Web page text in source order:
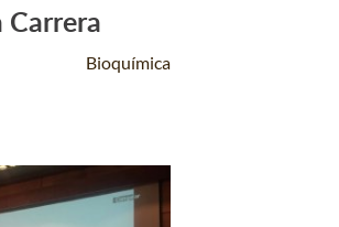
Leer Más +
Carrera
Bioquímica